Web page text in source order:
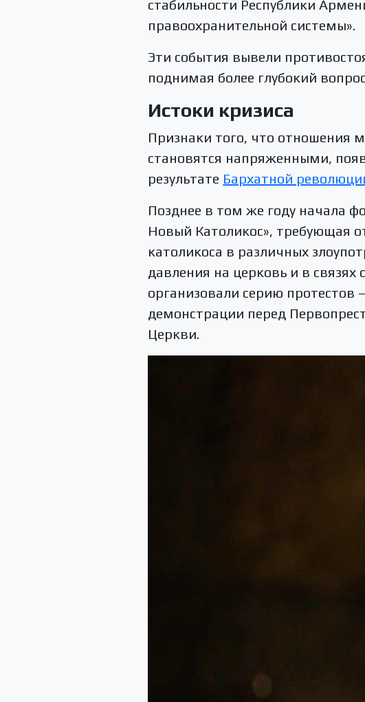
стабильности Республики
правоохранительной системы».
Эти события вывели
поднимая более глубокий
Истоки кризиса
Признаки того, что отношения
становятся напряженными,
результате Бархатной
Позднее в том же году начала
Новый Католикос», требующая
католикоса в различных
давления на церковь и в
организовали серию
демонстрации перед
Церкви.